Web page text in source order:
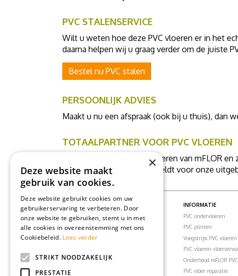
PVC STALENSERVICE
Wilt u weten hoe deze PVC vloeren er in het
daarna helpen wij u graag verder om de juiste
Bestel nu PVC stalen
PERSOONLIJK ADVIES
Maakt u nu een afspraak (ook bij u thuis), dan
TOTAALPARTNER VOOR PVC VLOEREN
mFLORshop levert PVC vloeren van mFLOR
totaalprijs per m2. En dat geldt voor onze
PVC VLOEREN
PVC vloeren
PVC visgraatvloer
PVC klikvloeren
PVC vloer woonkamer
INFORMATIE
PVC ondervloeren
PVC plinten
Voegstrips PVC vloeren
PVC vloeren
Onderhoud mFLOR
PVC vloer reparatie
×
Deze website maakt
gebruik van cookies.
Deze website gebruikt cookies om uw
gebruikerservaring te verbeteren. Door
onze website te gebruiken, stemt u in met
alle cookies in overeenstemming met ons
Cookiebeleid. Lees verder
STRIKT NOODZAKELIJK
PRESTATIE